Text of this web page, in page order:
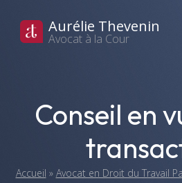
Aurélie Thevenin
Avocat à la Cour
Conseil en
Accueil » Avocat en Droit du Travail